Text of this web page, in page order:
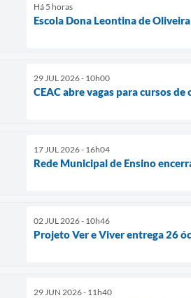
Há 5 horas
Escola Dona Leontina de
29 JUL 2026 - 10h00
CEAC abre vagas para cursos de
17 JUL 2026 - 16h04
Rede Municipal de Ensino
02 JUL 2026 - 10h46
Projeto Ver e Viver entrega 26
29 JUN 2026 - 11h40